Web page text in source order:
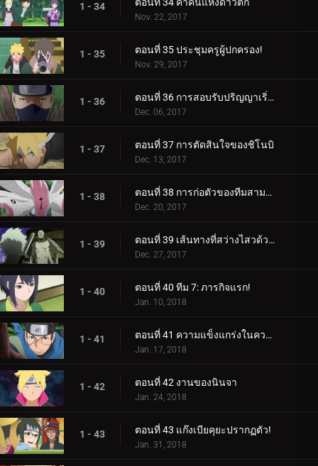
1 - 34
Nov. 22, 2017
1 - 35 ตอนที่ 35 ประชุมครูผู้ปกครอง!
Nov. 29, 2017
1 - 36 ตอนที่ 36 การสอบรับปริญญาเริ่มต้นขึ้นแล้ว!
Dec. 06, 2017
1 - 37 ตอนที่ 37 การตัดสินใจของชิโนบิ
Dec. 13, 2017
1 - 38 ตอนที่ 38 การก่อตัวของทีมสามคน?
Dec. 20, 2017
1 - 39 ตอนที่ 39 เส้นทางที่สว่างไสวด้วยพระจันทร์เต็มดวง
Dec. 27, 2017
1 - 40 ตอนที่ 40 ทีม 7: ภารกิจแรก!
Jan. 10, 2018
1 - 41 ตอนที่ 41 ความแข็งแกร่งในความสามัคคี
Jan. 17, 2018
1 - 42 ตอนที่ 42 งานของนินจา
Jan. 24, 2018
1 - 43 ตอนที่ 43 แก๊งเบียคุยะปรากฏตัว!
Jan. 31, 2018